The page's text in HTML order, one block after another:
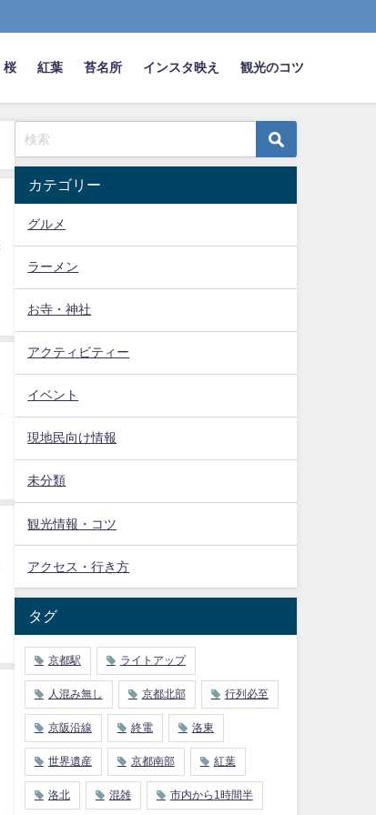
桜 紅葉 苔名所 インスタ映え 観光のコツ
カテゴリー
グルメ
ラーメン
お寺・神社
アクティビティー
イベント
現地民向け情報
未分類
観光情報・コツ
アクセス・行き方
タグ
京都駅 ライトアップ
人混み無し 京都北部 行列必至
京阪沿線 終電 洛東
世界遺産 京都南部 紅葉
洛北 混雑 市内から1時間半